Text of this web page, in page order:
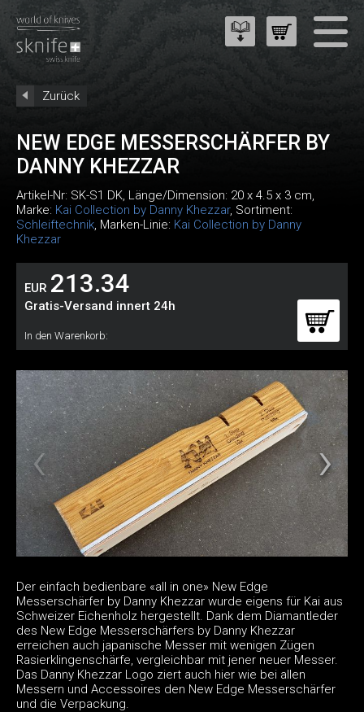
Zurück
NEW EDGE MESSERSCHÄRFER BY
DANNY KHEZZAR
Artikel-Nr: SK-S1 DK, Länge/Dimension: 20 x 4.5 x 3 cm,
Marke: Kai Collection by Danny Khezzar, Sortiment:
Schleiftechnik, Marken-Linie: Kai Collection by Danny
Khezzar
EUR 213.34
Gratis-Versand innert 24h
In den Warenkorb:
Der einfach bedienbare «all in one» New Edge
Messerschärfer by Danny Khezzar wurde eigens für Kai aus
Schweizer Eichenholz hergestellt. Dank dem Diamantleder
des New Edge Messerschärfers by Danny Khezzar
erreichen auch japanische Messer mit wenigen Zügen
Rasierklingenschärfe, vergleichbar mit jener neuer Messer.
Das Danny Khezzar Logo ziert auch hier wie bei allen
Messern und Accessoires den New Edge Messerschärfer
und die Verpackung.